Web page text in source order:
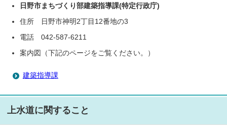
日野市まちづくり部建築指導課(特定行政庁)
住所 日野市神明2丁目12番地の3
電話 042-587-6211
案内図（下記のページをご覧ください。）
建築指導課
上水道に関すること